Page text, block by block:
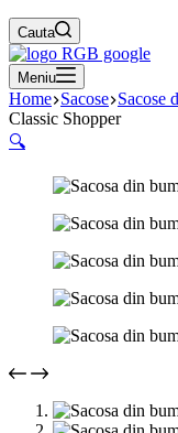
Cauta
Meniu
Home Sacose Sacose
Classic Shopper
🔍